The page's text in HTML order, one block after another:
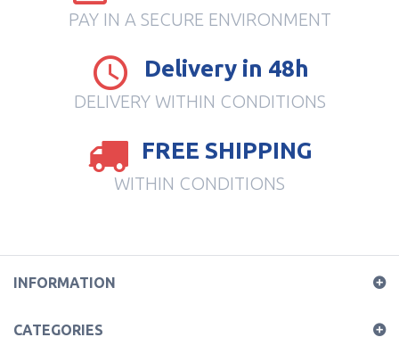
PAY IN A SECURE ENVIRONMENT
Delivery in 48h
DELIVERY WITHIN CONDITIONS
FREE SHIPPING
WITHIN CONDITIONS
INFORMATION
CATEGORIES